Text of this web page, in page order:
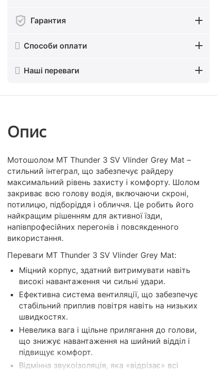
Гарантия
Способи оплати
Наші переваги
Опис
Мотошолом MT Thunder 3 SV Vlinder Grey Mat –
стильний інтеграл, що забезпечує райдеру
максимальний рівень захисту і комфорту. Шолом
закриває всю голову водія, включаючи скроні,
потилицю, підборіддя і обличчя. Це робить його
найкращим рішенням для активної їзди,
напівпрофесійних перегонів і повсякденного
використання.
Переваги MT Thunder 3 SV Vlinder Grey Mat:
Міцний корпус, здатний витримувати навіть
високі навантаження чи сильні удари.
Ефективна система вентиляції, що забезпечує
стабільний приплив повітря навіть на низьких
швидкостях.
Невелика вага і щільне прилягання до голови,
що знижує навантаження на шийний відділ і
підвищує комфорт.
Відмінна звукоізоляція, яка «відрізає» всі